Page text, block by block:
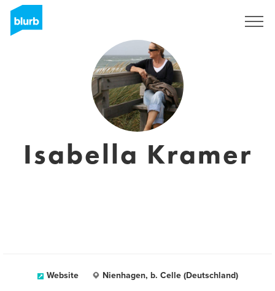
Isabella Kramer
Website Nienhagen, b. Celle (Deutschland)